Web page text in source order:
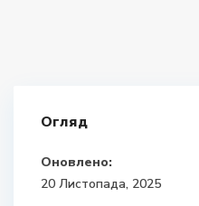
Огляд
Оновлено:
20 Листопада, 2025